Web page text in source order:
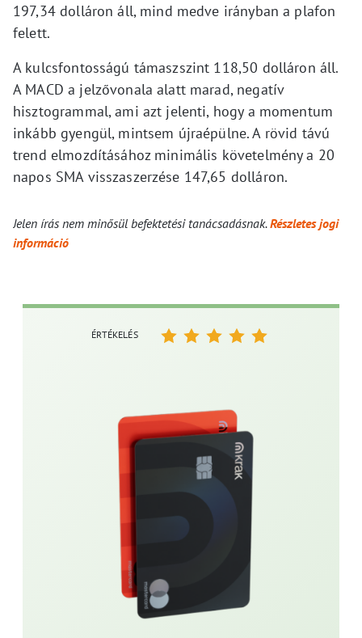
197,34 dolláron áll, mind medve irányban a plafon
felett.
A kulcsfontosságú támaszszint 118,50 dolláron áll.
A MACD a jelzővonala alatt marad, negatív
hisztogrammal, ami azt jelenti, hogy a momentum
inkább gyengül, mintsem újraépülne. A rövid távú
trend elmozdításához minimális követelmény a 20
napos SMA visszaszerzése 147,65 dolláron.
Jelen írás nem minősül befektetési tanácsadásnak.Részletes jogi
információ
ÉRTÉKELÉS